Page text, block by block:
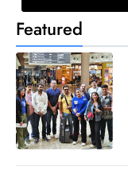
Featured